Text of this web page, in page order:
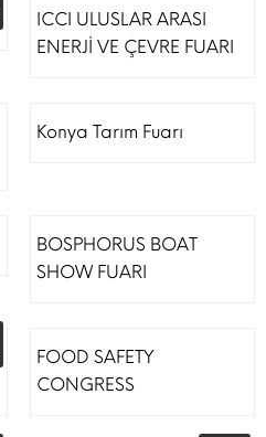
ICCI ULUSLAR ARASI
ENERJİ VE ÇEVRE FUARI
Konya Tarım Fuarı
BOSPHORUS BOAT
SHOW FUARI
FOOD SAFETY
CONGRESS